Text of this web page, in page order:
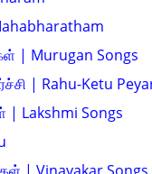
| Murugan Songs
| Rahu-Ketu
| Lakshmi Songs